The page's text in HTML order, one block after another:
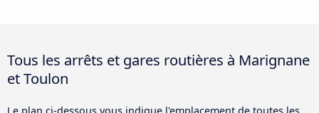
Tous les arrêts et gares routières à Marignane
et Toulon